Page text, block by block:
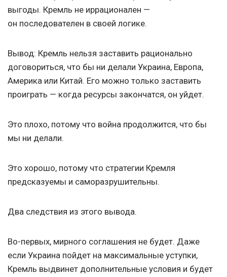
выгоды. Кремль не иррационален —
он последователен в своей логике.
Вывод: Кремль нельзя заставить рационально
договориться, что бы ни делали Украина, Европа,
Америка или Китай. Его можно только заставить
проиграть — когда ресурсы закончатся, он уйдет.
Это плохо, потому что война продолжится, что бы
мы ни делали.
Это хорошо, потому что стратегии Кремля
предсказуемы и саморазрушительны.
Два следствия из этого вывода.
Во-первых, мирного соглашения не будет. Даже
если Украина пойдет на максимальные уступки,
Кремль выдвинет дополнительные условия и будет